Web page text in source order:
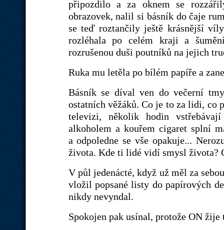
připozdilo a za oknem se
obrazovek, nalil si básník do čaje
se teď roztančily ještě krásnější
rozléhala po celém kraji a
rozrušenou duši poutníků na jejich
Ruka mu letěla po bílém papíře a
Básník se díval ven do večerní
ostatních věžáků. Co je to za lidi, co
televizi, několik hodin
alkoholem a kouřem cigaret splní
a odpoledne se vše opakuje...
života. Kde ti lidé vidí smysl
V půl jedenácté, když už měl za
vložil popsané listy do papírových
nikdy nevyndal.
Spokojen pak usínal, protože ON